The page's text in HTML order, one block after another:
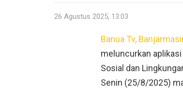
26 Agustus 2025, 13:03
Banua Tv,
meluncurkan aplikasi
Sosial dan
Senin (25/8/2025)